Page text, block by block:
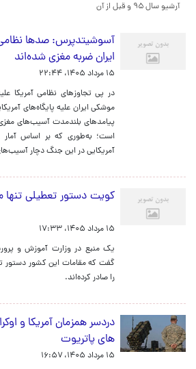
آرشیو سال ۹۵ و قبل از آن
آسوشیتدپرس: صدها
ایران ضربه مغزی شده‌اند
۱۵ مرداد ۱۴۰۵، ۲۲:۴۴
در پی تجاوزهای نظامی آمریکا
موشکی ایران علیه پایگاه‌های
پیامدهای بلندمدت آسیب‌های
آمریکایی در این جنگ دچار
کویت دستور تعطیلی تنها
۱۵ مرداد ۱۴۰۵، ۱۷:۳۳
یک منبع در وزارت آموزش و
گفت که مقامات این کشور دستور
را صادر کرده‌اند.
دردسر همزمان آمریکا و
های پاتریوت
۱۵ مرداد ۱۴۰۵، ۱۶:۵۷